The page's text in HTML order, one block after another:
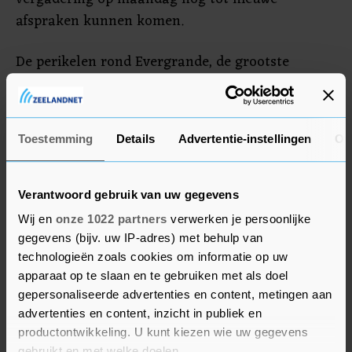
Toestemming Details Advertentie-instellingen
Verantwoord gebruik van uw gegevens
Wij en onze 1022 partners verwerken je persoonlijke
gegevens (bijv. uw IP-adres) met behulp van
technologieën zoals cookies om informatie op uw
apparaat op te slaan en te gebruiken met als doel
gepersonaliseerde advertenties en content, metingen aan
advertenties en content, inzicht in publiek en
productontwikkeling. U kunt kiezen wie uw gegevens
afspraken kunnen komen.
De perikelen rond Evergrande, de grootste
projectontwikkelaar in China, zorgden afgelopen
weken ook voor veel onrust. Het concern kan zijn
betalingsverplichtingen op een uitstaande schuld
van honderden miljarden dollars mogelijk niet
het terugbetalen van een deel van de uitstaande
schuld, maar daarmee lijkt de kwestie nog niet
voorbij.
Ook dreigde recent een 'shutdown' van de
Amerikaanse overheid. Een noodwet kon dat
ternauwernood voorkomen, maar daarmee is de
gevreesde sluiting van overheidsdiensten slechts